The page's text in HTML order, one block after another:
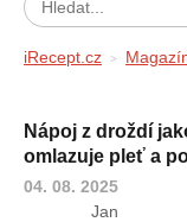
iRecept.cz
Nápoj z droždí
omlazuje pleť a
04. 08. 2025
Jan